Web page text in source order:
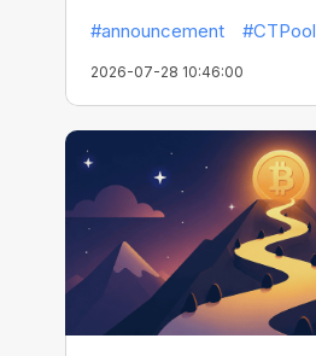
#announcement #CTPool
2026-07-28 10:46:00